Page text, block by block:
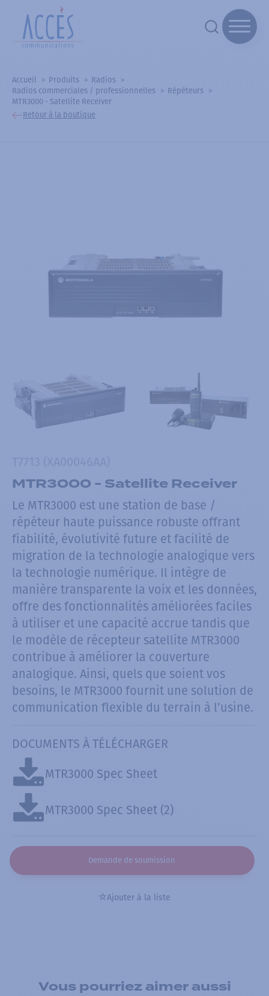
Accueil Produits
Radios
Radios commerciales / professionnelles
Répéteurs
MTR3000 - Satellite Receiver
Retour à la boutique
MTR3000 - Satellite Receiver
Le MTR3000 est une station de base /
répéteur haute puissance robuste offrant
fiabilité, évolutivité future et facilité de
migration de la technologie analogique vers
la technologie numérique. Il intègre de
manière transparente la voix et les données,
offre des fonctionnalités améliorées faciles
à utiliser et une capacité accrue tandis que
le modèle de récepteur satellite MTR3000
contribue à améliorer la couverture
analogique. Ainsi, quels que soient vos
besoins, le MTR3000 fournit une solution de
communication flexible du terrain à l’usine.
DOCUMENTS À TÉLÉCHARGER
MTR3000 Spec Sheet
MTR3000 Spec Sheet (2)
Demande de soumission
Ajouter à la liste
Vous pourriez aimer aussi